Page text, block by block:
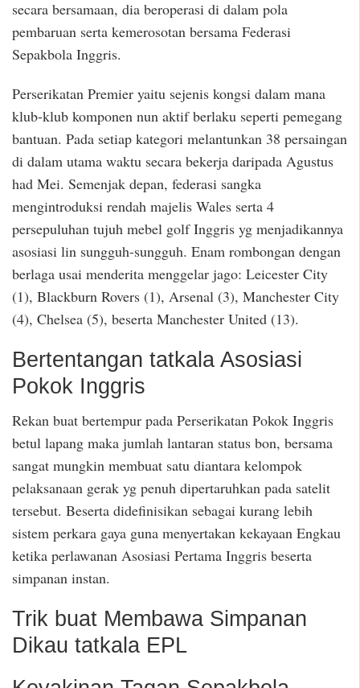
secara bersamaan, dia beroperasi di dalam pola
pembaruan serta kemerosotan bersama Federasi
Sepakbola Inggris.
Perserikatan Premier yaitu sejenis kongsi dalam mana
klub-klub komponen nun aktif berlaku seperti pemegang
bantuan. Pada setiap kategori melantunkan 38 persaingan
di dalam utama waktu secara bekerja daripada Agustus
had Mei. Semenjak depan, federasi sangka
mengintroduksi rendah majelis Wales serta 4
persepuluhan tujuh mebel golf Inggris yg menjadikannya
asosiasi lin sungguh-sungguh. Enam rombongan dengan
berlaga usai menderita menggelar jago: Leicester City
(1), Blackburn Rovers (1), Arsenal (3), Manchester City
(4), Chelsea (5), beserta Manchester United (13).
Bertentangan tatkala Asosiasi
Pokok Inggris
Rekan buat bertempur pada Perserikatan Pokok Inggris
betul lapang maka jumlah lantaran status bon, bersama
sangat mungkin membuat satu diantara kelompok
pelaksanaan gerak yg penuh dipertaruhkan pada satelit
tersebut. Beserta didefinisikan sebagai kurang lebih
sistem perkara gaya guna menyertakan kekayaan Engkau
ketika perlawanan Asosiasi Pertama Inggris beserta
simpanan instan.
Trik buat Membawa Simpanan
Dikau tatkala EPL